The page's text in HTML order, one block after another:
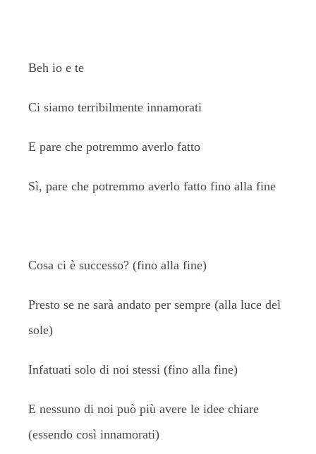
Beh io e te
Ci siamo terribilmente innamorati
E pare che potremmo averlo fatto
Sì, pare che potremmo averlo fatto fino alla fine
Cosa ci è successo? (fino alla fine)
Presto se ne sarà andato per sempre (alla luce del
sole)
Infatuati solo di noi stessi (fino alla fine)
E nessuno di noi può più avere le idee chiare
(essendo così innamorati)